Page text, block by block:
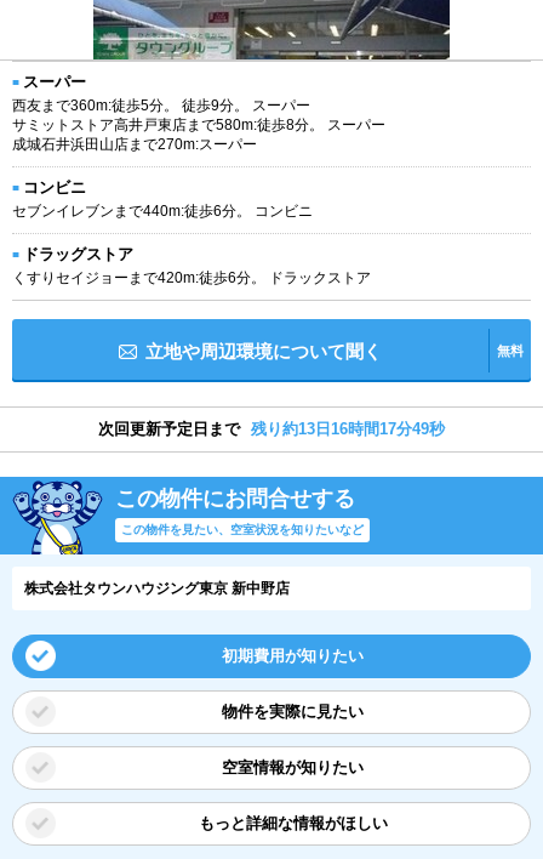
スーパー
西友まで360m:徒歩5分。 徒歩9分。 スーパー
サミットストア高井戸東店まで580m:徒歩8分。 スーパー
成城石井浜田山店まで270m:スーパー
コンビニ
セブンイレブンまで440m:徒歩6分。 コンビニ
ドラッグストア
くすりセイジョーまで420m:徒歩6分。 ドラックストア
立地や周辺環境について聞く 無料
次回更新予定日まで 残り約13日16時間17分48秒
この物件にお問合せする
この物件を見たい、空室状況を知りたいなど
株式会社タウンハウジング東京 新中野店
初期費用が知りたい
物件を実際に見たい
空室情報が知りたい
もっと詳細な情報がほしい